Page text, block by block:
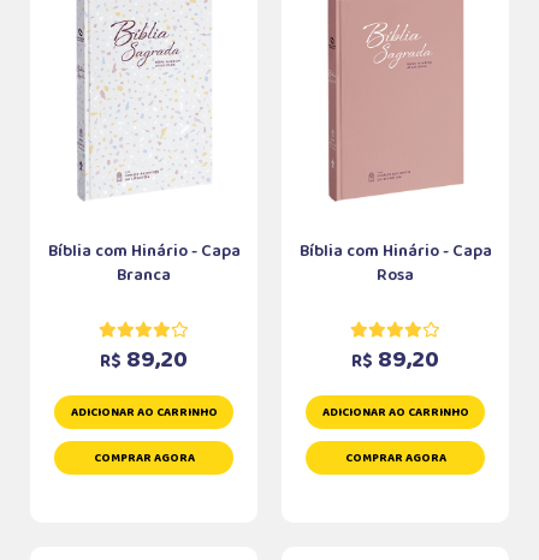
Bíblia com Hinário - Capa
Branca
R$ 89,20
ADICIONAR AO CARRINHO
COMPRAR AGORA
Bíblia com Hinário - Capa
Rosa
R$ 89,20
ADICIONAR AO CARRINHO
COMPRAR AGORA